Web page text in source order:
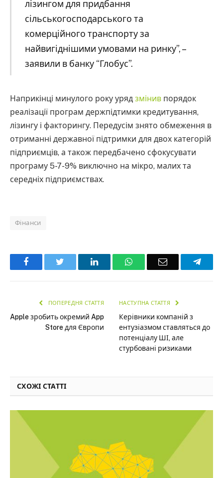
лізингом для придбання
сільськогосподарського та
комерційного транспорту за
найвигіднішими умовами на ринку”, –
заявили в банку “Глобус”.
Наприкінці минулого року уряд змінив порядок
реалізації програм держпідтимки кредитування,
лізингу і факторингу. Передусім знято обмеження в
отриманні державної підтримки для двох категорій
підприємців, а також передбачено сфокусувати
програму 5-7-9% виключно на мікро, малих та
середніх підприємствах.
Фінанси
Facebook LinkedInWhatsAppEmail
ПОПЕРЕДНЯ СТАТТЯ
Apple зробить окремий App
Store для Європи
НАСТУПНА СТАТТЯ
Керівники компаній з
ентузіазмом ставляться до
потенціалу ШІ, але
стурбовані ризиками
СХОЖІ СТАТТІ